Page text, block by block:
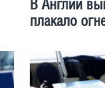
В Англии
плакало